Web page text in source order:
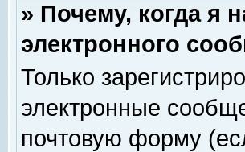
» Почему, когда я
электронного
Только
электронные
почтовую форму